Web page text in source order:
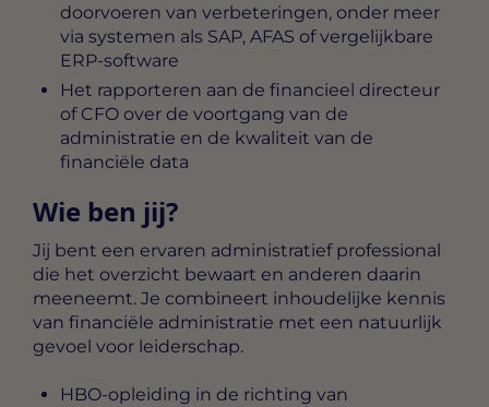
doorvoeren van verbeteringen, onder meer
via systemen als SAP, AFAS of vergelijkbare
ERP-software
Het rapporteren aan de financieel directeur
of CFO over de voortgang van de
administratie en de kwaliteit van de
financiële data
Wie ben jij?
Jij bent een ervaren administratief professional
die het overzicht bewaart en anderen daarin
meeneemt. Je combineert inhoudelijke kennis
van financiële administratie met een natuurlijk
gevoel voor leiderschap.
HBO-opleiding in de richting van